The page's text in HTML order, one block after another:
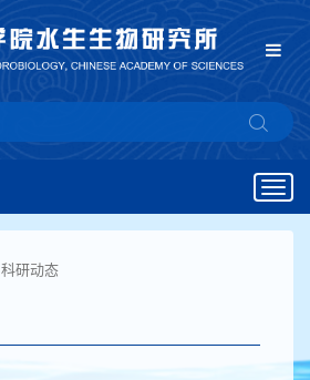
科研动态